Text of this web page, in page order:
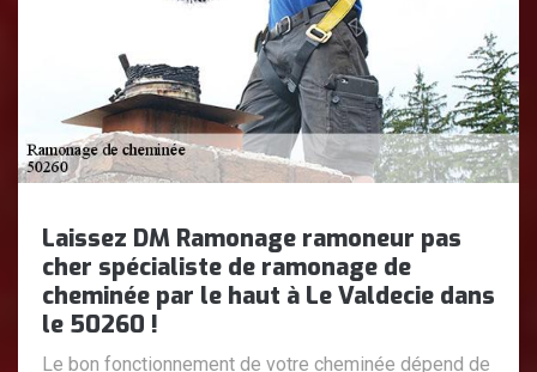
Laissez DM Ramonage ramoneur pas
cher spécialiste de ramonage de
cheminée par le haut à Le Valdecie dans
le 50260 !
Le bon fonctionnement de votre cheminée dépend de